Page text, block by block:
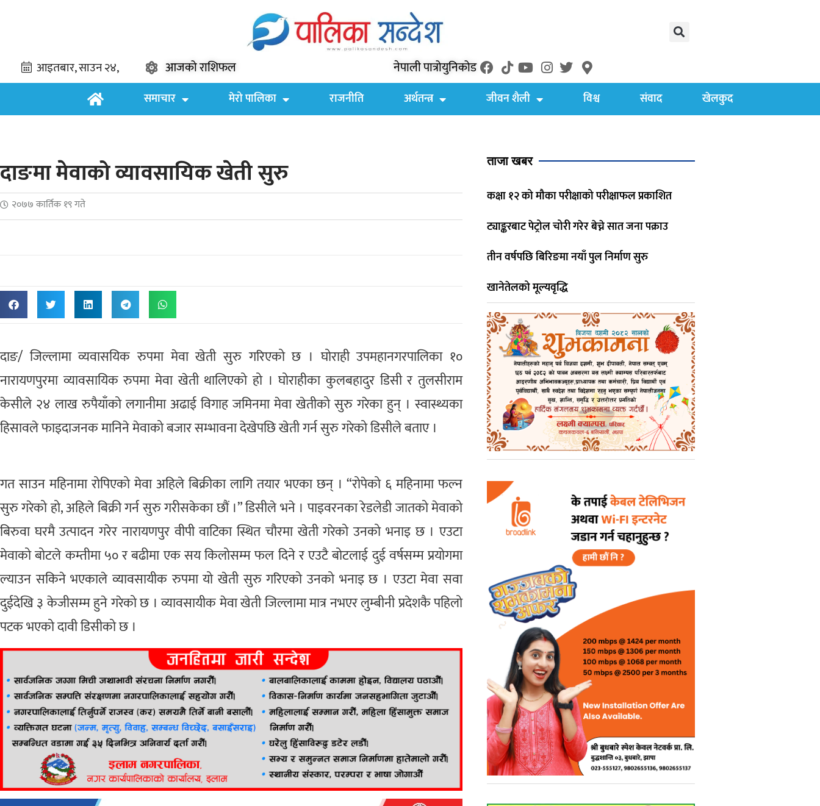
आजको राशिफल नेपाली पात्रोयुनिकोड
समाचार मेरो पालिका राजनीति अर्थतन्त्र जीवन शैली विश्व संवाद खेलकुद
दाङमा मेवाको व्यावसायिक खेती सुरु
२०७७ कार्तिक १९ गते
दाङ/ जिल्लामा व्यवासयिक रुपमा मेवा खेती सुरु गरिएको छ । घोराही उपमहानगरपालिका १०
नारायणपुरमा व्यावसायिक रुपमा मेवा खेती थालिएको हो । घोराहीका कुलबहादुर डिसी र तुलसीराम
केसीले २४ लाख रुपैयाँको लगानीमा अढाई विगाह जमिनमा मेवा खेतीको सुरु गरेका हुन् । स्वास्थ्यका
हिसावले फाइदाजनक मानिने मेवाको बजार सम्भावना देखेपछि खेती गर्न सुरु गरेको डिसीले बताए ।
गत साउन महिनामा रोपिएको मेवा अहिले बिक्रीका लागि तयार भएका छन् । “रोपेको ६ महिनामा फल्न
सुरु गरेको हो, अहिले बिक्री गर्न सुरु गरीसकेका छौं ।” डिसीले भने । पाइवरनका रेडलेडी जातको मेवाको
बिरुवा घरमै उत्पादन गरेर नारायणपुर वीपी वाटिका स्थित चौरमा खेती गरेको उनको भनाइ छ । एउटा
मेवाको बोटले कम्तीमा ५० र बढीमा एक सय किलोसम्म फल दिने र एउटै बोटलाई दुई वर्षसम्म प्रयोगमा
ल्याउन सकिने भएकाले व्यावसायीक रुपमा यो खेती सुरु गरिएको उनको भनाइ छ । एउटा मेवा सवा
दुईदेखि ३ केजीसम्म हुने गरेको छ । व्यावसायीक मेवा खेती जिल्लामा मात्र नभएर लुम्बीनी प्रदेशकै पहिलो
पटक भएको दावी डिसीको छ ।
ताजा खबर
कक्षा १२ को मौका परीक्षाको परीक्षाफल प्रकाशित
ट्याङ्करबाट पेट्रोल चोरी गरेर बेच्ने सात जना पक्राउ
तीन वर्षपछि बिरिङमा नयाँ पुल निर्माण सुरु
खानेतेलको मूल्यवृद्धि